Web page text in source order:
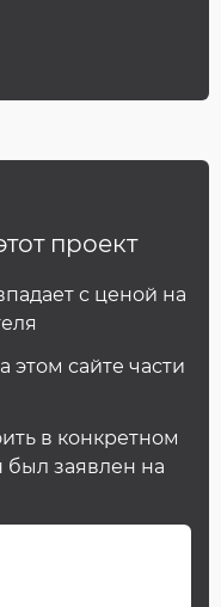
проект
с ценой на
этом сайте части
в конкретном
был заявлен на